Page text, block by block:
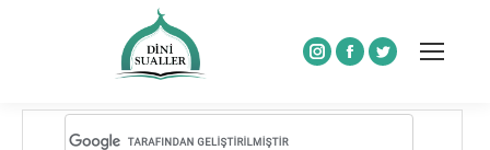
Instagram
Facebook
Twitter